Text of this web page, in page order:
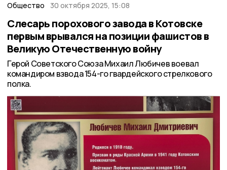
Общество 30 октября 2025, 15:08
Слесарь порохового завода в Котовске
первым врывался на позиции фашистов в
Великую Отечественную войну
Герой Советского Союза Михаил Любичев воевал
командиром взвода 154-го гвардейского стрелкового
полка.